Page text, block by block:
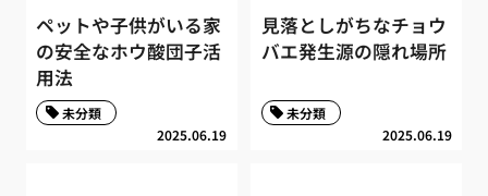
ペットや子供がいる家
の安全なホウ酸団子活
用法
2025.06.19
未分類
見落としがちなチョウ
バエ発生源の隠れ場所
2025.06.19
未分類